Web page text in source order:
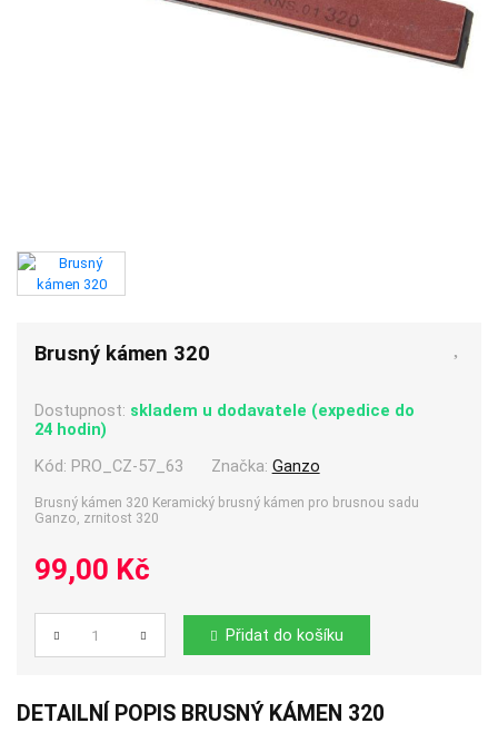
Brusný kámen 320
Dostupnost: skladem u dodavatele (expedice do
24 hodin)
Kód: PRO_CZ-57_63 Značka: Ganzo
Brusný kámen 320 Keramický brusný kámen pro brusnou sadu
Ganzo, zrnitost 320
99,00 Kč
Počet Přidat do košíku
DETAILNÍ POPIS BRUSNÝ KÁMEN 320